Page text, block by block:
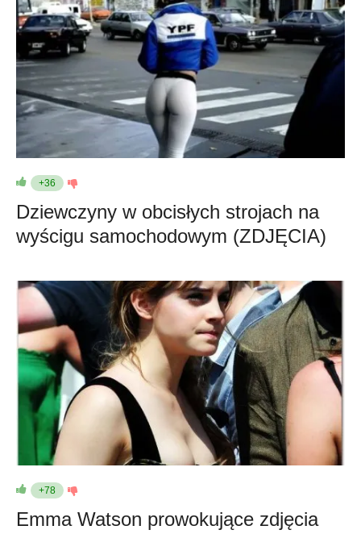
+36
Dziewczyny w obcisłych strojach na
wyścigu samochodowym (ZDJĘCIA)
+78
Emma Watson prowokujące zdjęcia